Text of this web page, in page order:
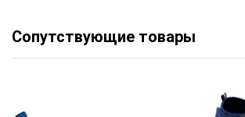
Сопутствующие товары